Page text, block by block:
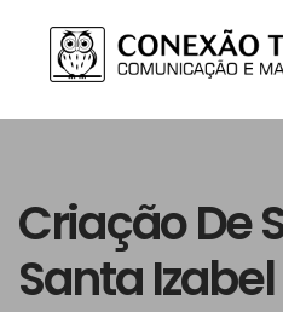
Criação De
Santa